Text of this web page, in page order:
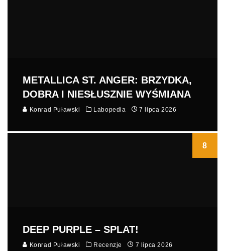
METALLICA ST. ANGER: BRZYDKA,
DOBRA I NIESŁUSZNIE WYŚMIANA
Konrad Puławski Labopedia 7 lipca 2026
8
DEEP PURPLE – SPLAT!
Konrad Puławski Recenzje 7 lipca 2026